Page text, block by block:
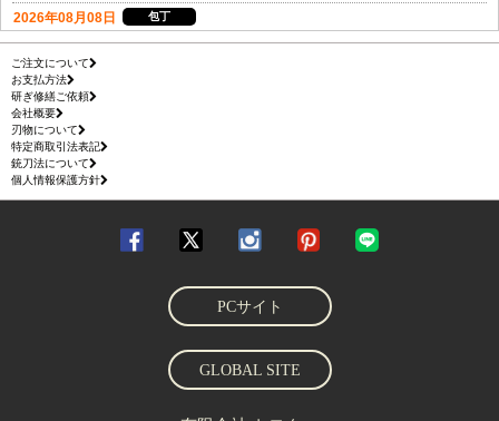
ご注文について
お支払方法
研ぎ修繕ご依頼
会社概要
刃物について
特定商取引法表記
銃刀法について
個人情報保護方針
PCサイト
GLOBAL SITE